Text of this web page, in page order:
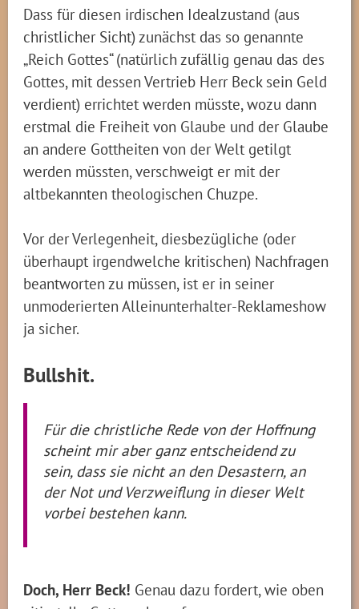
Dass für diesen irdischen Idealzustand (aus
christlicher Sicht) zunächst das so genannte
„Reich Gottes“ (natürlich zufällig genau das des
Gottes, mit dessen Vertrieb Herr Beck sein Geld
verdient) errichtet werden müsste, wozu dann
erstmal die Freiheit von Glaube und der Glaube
an andere Gottheiten von der Welt getilgt
werden müssten, verschweigt er mit der
altbekannten theologischen Chuzpe.
Vor der Verlegenheit, diesbezügliche (oder
überhaupt irgendwelche kritischen) Nachfragen
beantworten zu müssen, ist er in seiner
unmoderierten Alleinunterhalter-Reklameshow
ja sicher.
Bullshit.
Für die christliche Rede von der Hoffnung
scheint mir aber ganz entscheidend zu
sein, dass sie nicht an den Desastern, an
der Not und Verzweiflung in dieser Welt
vorbei bestehen kann.
Doch, Herr Beck! Genau dazu fordert, wie oben